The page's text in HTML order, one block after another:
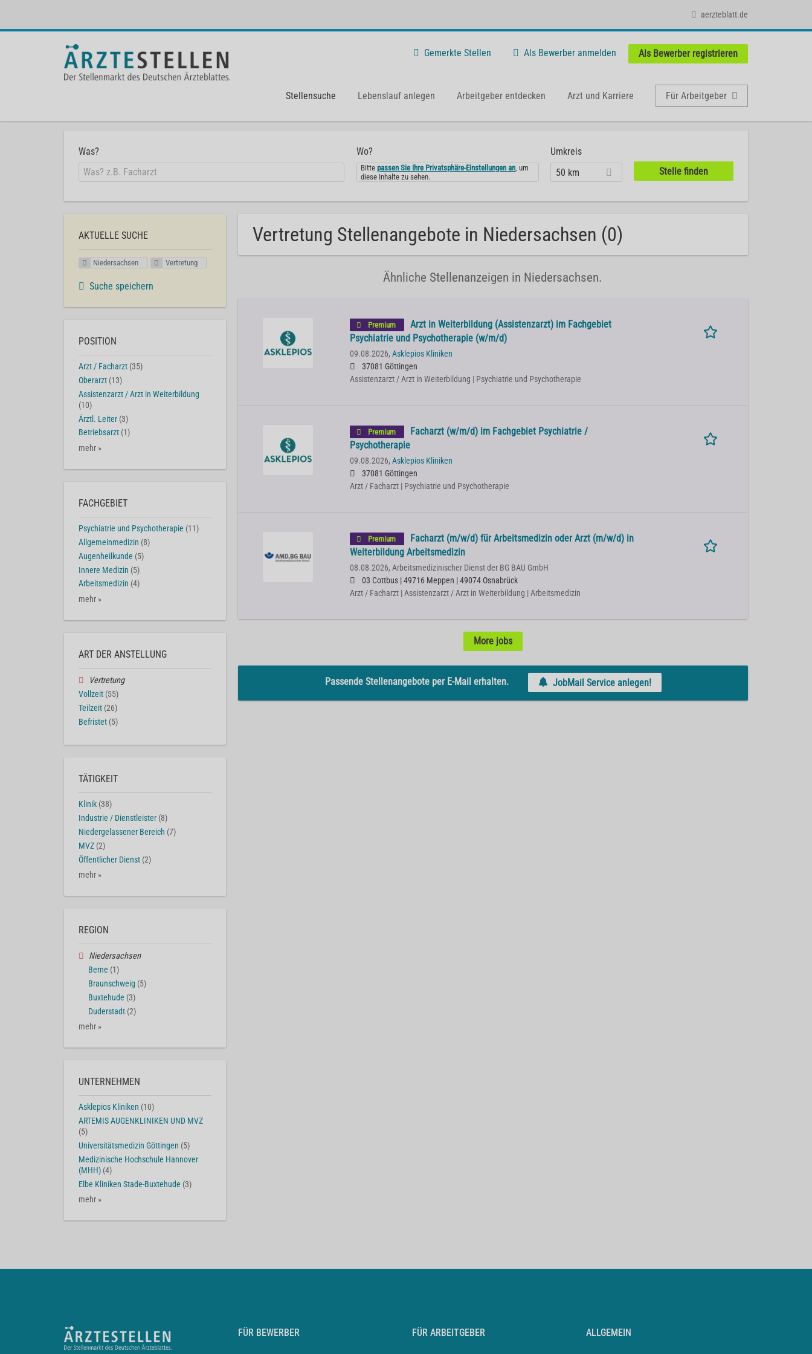
aerzteblatt.de
Gemerkte Stellen Als Bewerber anmelden Als Bewerber registrieren
Stellensuche Lebenslauf anlegen Arbeitgeber entdecken Arzt und Karriere Für Arbeitgeber
Was? Wo?
Bittepassen Sie Ihre Privatsphäre-Einstellungen an, um
diese Inhalte zu sehen.
Umkreis
50 km
Vertretung Stellenangebote in Niedersachsen (0)
Ähnliche Stellenanzeigen in Niedersachsen.
Premium
Arzt in Weiterbildung (Assistenzarzt) im Fachgebiet
Psychiatrie und Psychotherapie (w/m/d)
09.08.2026, Asklepios Kliniken
37081 Göttingen
Assistenzarzt / Arzt in Weiterbildung | Psychiatrie und Psychotherapie
Premium
Facharzt (w/m/d) im Fachgebiet Psychiatrie /
Psychotherapie
09.08.2026, Asklepios Kliniken
37081 Göttingen
Arzt / Facharzt | Psychiatrie und Psychotherapie
Premium
Facharzt (m/w/d) für Arbeitsmedizin oder Arzt (m/w/d) in
Weiterbildung Arbeitsmedizin
08.08.2026, Arbeitsmedizinischer Dienst der BG BAU GmbH
03 Cottbus | 49716 Meppen | 49074 Osnabrück
Arzt / Facharzt | Assistenzarzt / Arzt in Weiterbildung | Arbeitsmedizin
More jobs
Passende Stellenangebote per E-Mail erhalten. JobMail Service anlegen!
AKTUELLE SUCHE
Niedersachsen Vertretung
Suche speichern
POSITION
Arzt / Facharzt (35)
Oberarzt (13)
Assistenzarzt / Arzt in Weiterbildung
(10)
Ärztl. Leiter (3)
Betriebsarzt (1)
mehr »
FACHGEBIET
Psychiatrie und Psychotherapie (11)
Allgemeinmedizin (8)
Augenheilkunde (5)
Innere Medizin (5)
Arbeitsmedizin (4)
mehr »
ART DER ANSTELLUNG
Vertretung
Vollzeit (55)
Teilzeit (26)
Befristet (5)
TÄTIGKEIT
Klinik (38)
Industrie / Dienstleister (8)
Niedergelassener Bereich (7)
MVZ (2)
Öffentlicher Dienst (2)
mehr »
REGION
Niedersachsen
Berne (1)
Braunschweig (5)
Buxtehude (3)
Duderstadt (2)
mehr »
UNTERNEHMEN
Asklepios Kliniken (10)
ARTEMIS AUGENKLINIKEN UND MVZ
(5)
Universitätsmedizin Göttingen (5)
Medizinische Hochschule Hannover
(MHH) (4)
Elbe Kliniken Stade-Buxtehude (3)
mehr »
FÜR BEWERBER FÜR ARBEITGEBER ALLGEMEIN